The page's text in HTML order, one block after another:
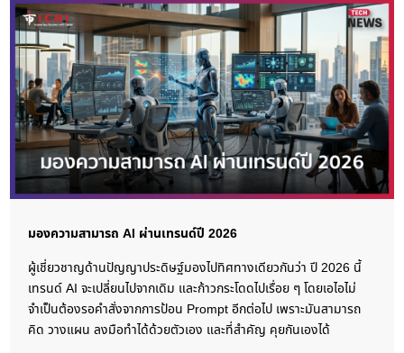
มองความสามารถ AI ผ่านเทรนด์ปี 2026
ผู้เชี่ยวชาญด้านปัญญาประดิษฐ์มองไปทิศทางเดียวกันว่า ปี 2026 นี้
เทรนด์ AI จะเปลี่ยนไปจากเดิม และก้าวกระโดดไปเรื่อย ๆ โดยเอไอไม่
จำเป็นต้องรอคำสั่งจากการป้อน Prompt อีกต่อไป เพราะมันสามารถ
คิด วางแผน ลงมือทำได้ด้วยตัวเอง และที่สำคัญ คุยกันเองได้